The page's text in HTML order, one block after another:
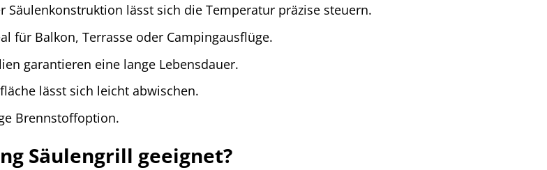
Säulenkonstruktion lässt sich die Temperatur präzise steuern.
für Balkon, Terrasse oder Campingausflüge.
garantieren eine lange Lebensdauer.
lässt sich leicht abwischen.
Brennstoffoption.
Säulengrill geeignet?